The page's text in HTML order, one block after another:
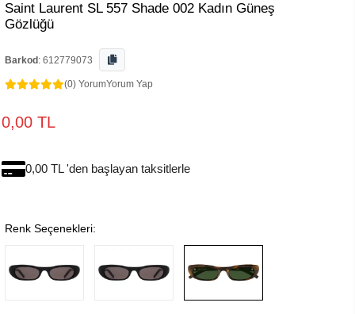
Saint Laurent SL 557 Shade 002 Kadın Güneş
Gözlüğü
Barkod : 612779073
(0) YorumYorum Yap
0,00 TL
0,00 TL 'den başlayan taksitlerle
Renk Seçenekleri: